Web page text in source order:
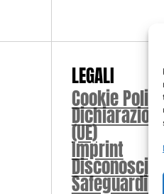
LEGALI
Cookie
(UE)
Imprint
Safeguarding